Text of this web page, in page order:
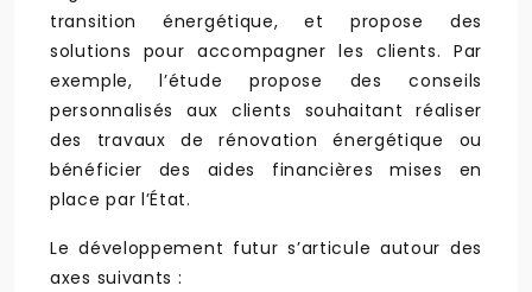
transition énergétique, et propose des
solutions pour accompagner les clients. Par
exemple, l’étude propose des conseils
personnalisés aux clients souhaitant réaliser
des travaux de rénovation énergétique ou
bénéficier des aides financières mises en
place par l’État.
Le développement futur s’articule autour des
axes suivants :